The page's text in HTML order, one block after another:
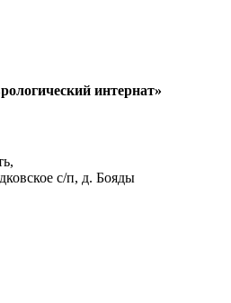
интернат»
с/п, д. Бояды